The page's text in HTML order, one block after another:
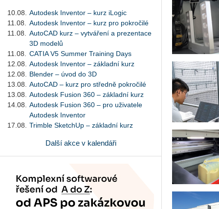
10.08.
Autodesk Inventor – kurz iLogic
11.08.
Autodesk Inventor – kurz pro pokročilé
11.08.
AutoCAD kurz – vytváření a prezentace
3D modelů
11.08.
CATIA V5 Summer Training Days
12.08.
Autodesk Inventor – základní kurz
12.08.
Blender – úvod do 3D
13.08.
AutoCAD – kurz pro středně pokročilé
13.08.
Autodesk Fusion 360 – základní kurz
14.08.
Autodesk Fusion 360 – pro uživatele
Autodesk Inventor
17.08.
Trimble SketchUp – základní kurz
Další akce v kalendáři